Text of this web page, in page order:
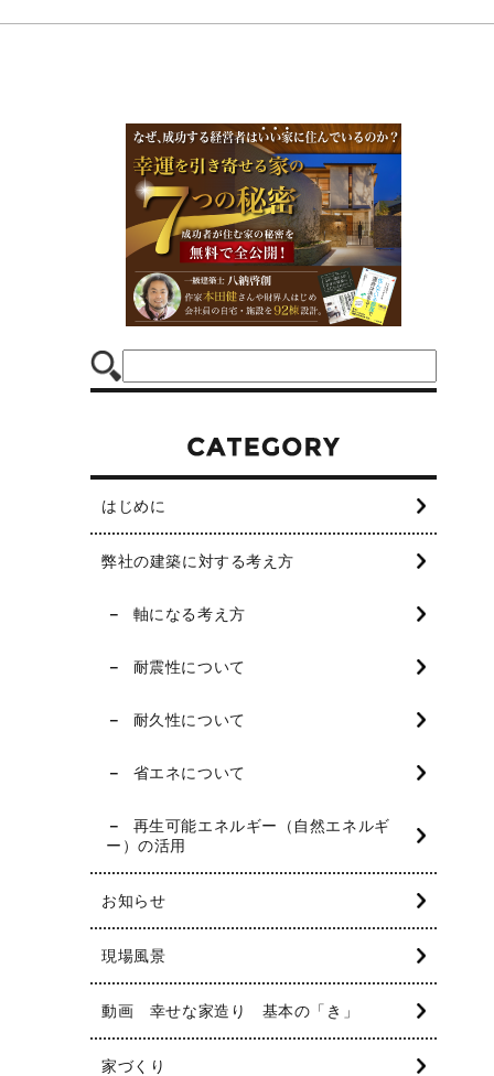
はじめに
弊社の建築に対する考え方
軸になる考え方
耐震性について
耐久性について
省エネについて
再生可能エネルギー（自然エネルギ
ー）の活用
お知らせ
現場風景
動画 幸せな家造り 基本の「き」
家づくり